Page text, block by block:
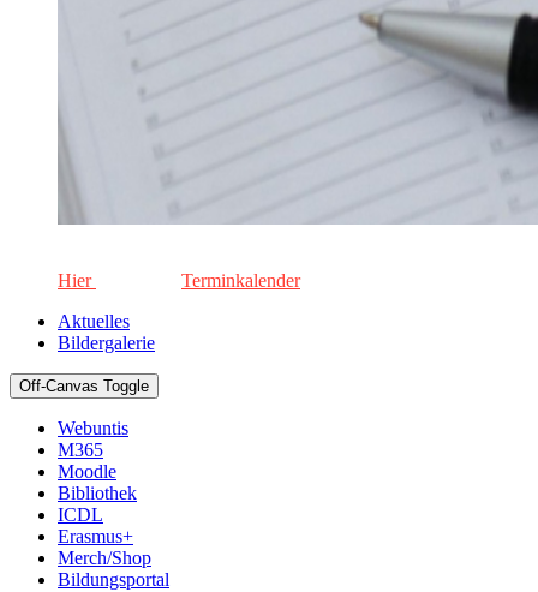
Hier
Terminkalender
Aktuelles
Bildergalerie
Off-Canvas Toggle
Webuntis
M365
Moodle
Bibliothek
ICDL
Erasmus+
Merch/Shop
Bildungsportal